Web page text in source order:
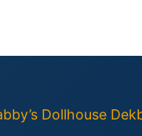
Dollhouse